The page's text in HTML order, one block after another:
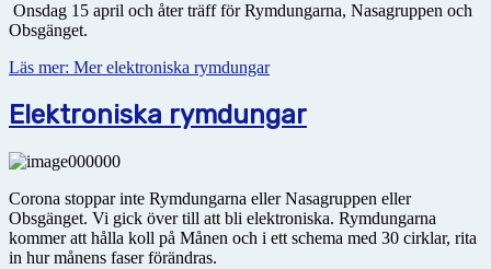
Onsdag 15 april och åter träff för Rymdungarna, Nasagruppen och
Obsgänget.
Läs mer: Mer elektroniska rymdungar
Elektroniska rymdungar
Corona stoppar inte Rymdungarna eller Nasagruppen eller
Obsgänget. Vi gick över till att bli elektroniska. Rymdungarna
kommer att hålla koll på Månen och i ett schema med 30 cirklar, rita
in hur månens faser förändras.